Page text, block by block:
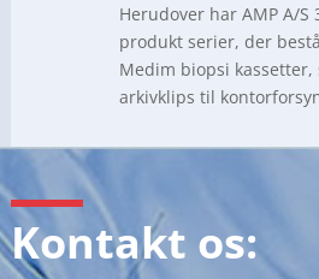
Herudover har AMP A/S
produkt serier, der
Medim biopsi kassetter,
arkivklips til
Kontakt os: